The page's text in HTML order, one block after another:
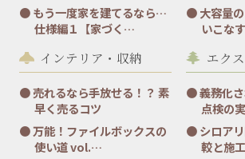
もう一度家を建てるなら…
仕様編１【家づく…
大容量
いこな
インテリア・収納
売れるなら手放せる！？ 素
早く売るコツ
万能！ファイルボックスの
使い道 vol.…
エク
義務化
点検の
シロア
較と施